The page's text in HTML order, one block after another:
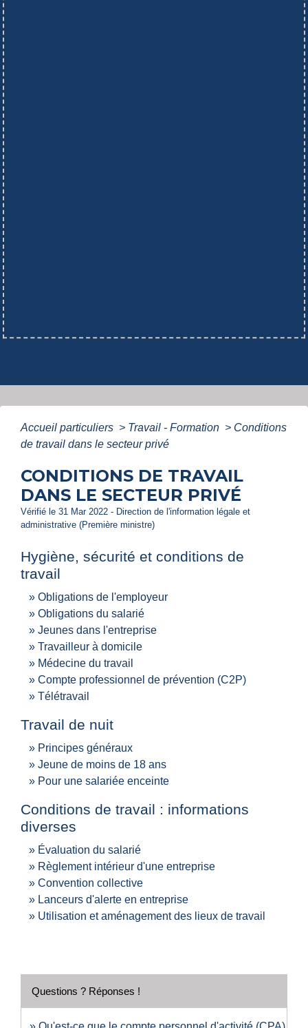
Accueil particuliers > Travail - Formation > Conditions
de travail dans le secteur privé
CONDITIONS DE TRAVAIL
DANS LE SECTEUR PRIVÉ
Vérifié le 31 Mar 2022 - Direction de l'information légale et
administrative (Première ministre)
Hygiène, sécurité et conditions de
travail
Obligations de l'employeur
Obligations du salarié
Jeunes dans l'entreprise
Travailleur à domicile
Médecine du travail
Compte professionnel de prévention (C2P)
Télétravail
Travail de nuit
Principes généraux
Jeune de moins de 18 ans
Pour une salariée enceinte
Conditions de travail : informations
diverses
Évaluation du salarié
Règlement intérieur d'une entreprise
Convention collective
Lanceurs d'alerte en entreprise
Utilisation et aménagement des lieux de travail
Questions ? Réponses !